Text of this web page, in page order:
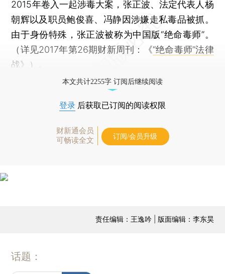
2015年卷入一起涉毒大案，张正波、法定代表人杨
朝辉以及职员鲍俊喜、冯静因涉嫌走私毒品被抓。
由于身份特殊，张正波被称为中国版“绝命毒师”。
（详见2017年第26期财新周刊：《“绝命毒师”法律
战》）。
本文共计2255字 订阅后继续阅读
登录 后获取已订阅的阅读权限
财新通会员
可畅读全文
订阅/会员升级
责任编辑：王逸吟 | 版面编辑：李东昊
话题：